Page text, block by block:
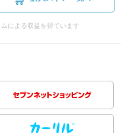
による収益を得ています